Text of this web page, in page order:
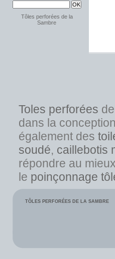
Tôles perforées de la
Sambre
Toles perforées
dans la
également des
soudé, caillebotis
répondre au
le poinçonnage
TÔLES PERFORÉES DE LA SAMBRE